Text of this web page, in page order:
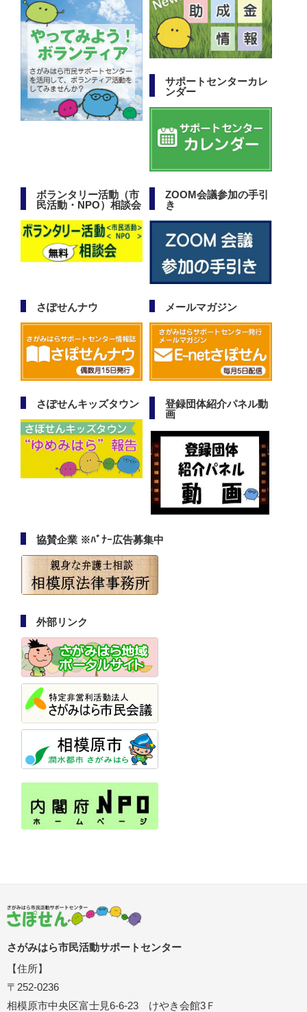
サポートセンターカレ
ンダー
ボランタリー活動（市
民活動・NPO）相談会
ZOOM会議参加の手引
き
さぽせんナウ メールマガジン
さぽせんキッズタウン
登録団体紹介パネル動
画
協賛企業 ※ﾊﾞﾅｰ広告募集中
外部リンク
さがみはら市民活動サポートセンター
【住所】
〒252-0236
相模原市中央区富士見6-6-23 けやき会館3Ｆ